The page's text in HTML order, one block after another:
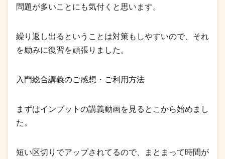
問題が多いことにも気付くと思います。
繰り返し出るということは対策もしやすいので、それ
を励みに復習を頑張りました。
入門総合講義のご感想・ご利用方法
まずはインプットの講義動画を見るとこから始めまし
た。
短い区切りでアップされてるので、まとまって時間が